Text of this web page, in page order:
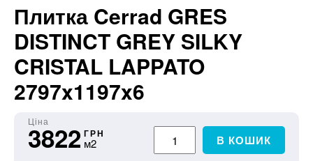
Плитка Cerrad GRES
DISTINCT GREY SILKY
CRISTAL LAPPATO
2797x1197x6
Ціна
3822 ГРН
м2 В КОШИК